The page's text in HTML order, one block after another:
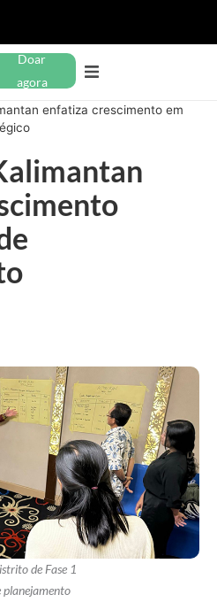
Doar
agora
enfatiza crescimento em
de Fase 1
planejamento